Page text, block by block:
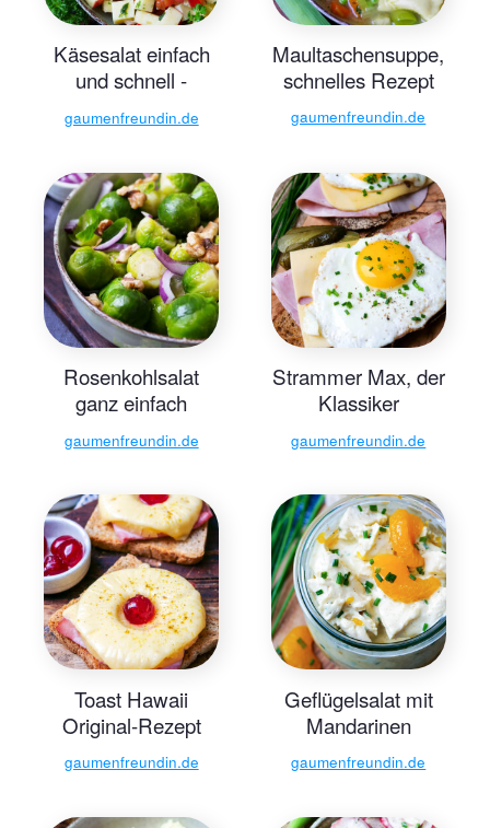
Käsesalat einfach
und schnell -
Gaumenfreundin
gaumenfreundin.de
Maultaschensuppe,
schnelles Rezept
gaumenfreundin.de
Rosenkohlsalat
ganz einfach
gaumenfreundin.de
Strammer Max, der
Klassiker
gaumenfreundin.de
Toast Hawaii
Original-Rezept
gaumenfreundin.de
Geflügelsalat mit
Mandarinen
gaumenfreundin.de